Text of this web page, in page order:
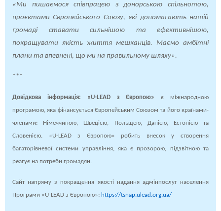
«Ми пишаємося співпрацею з донорською спільнотою,
проєктами Європейського Союзу, які допомагають нашій
громаді ставати сильнішою та ефективнішою,
покращувати якість життя мешканців. Маємо амбітні
плани та впевнені, що ми на правильному шляху».
***
Довідкова інформація: «U-LEAD з Європою»
є міжнародною
програмою, яка фінансується Європейським Союзом та його країнами-
членами: Німеччиною, Швецією, Польщею, Данією, Естонією та
Словенією.
«U-LEAD з Європою» робить внесок у створення
багаторівневої системи управління, яка є прозорою, підзвітною та
реагує на потреби громадян.
Сайт напряму з покращення якості надання адмінпослуг населення
Програми «U-LEAD з Європою»: https://tsnap.ulead.org.ua/